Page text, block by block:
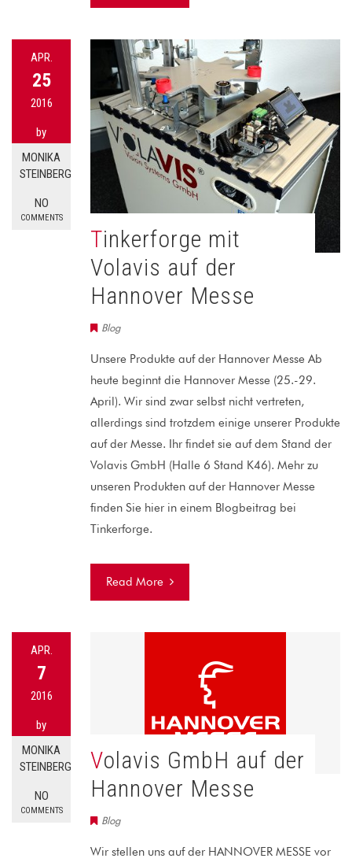
APR.
25
2016
by
MONIKA
STEINBERG
NO
COMMENTS
Tinkerforge mit
Volavis auf der
Hannover Messe
Blog
Unsere Produkte auf der Hannover Messe Ab
heute beginnt die Hannover Messe (25.-29.
April). Wir sind zwar selbst nicht vertreten,
allerdings sind trotzdem einige unserer Produkte
auf der Messe. Ihr findet sie auf dem Stand der
Volavis GmbH (Halle 6 Stand K46). Mehr zu
unseren Produkten auf der Hannover Messe
finden Sie hier in einem Blogbeitrag bei
Tinkerforge.
Read More
APR.
7
2016
by
MONIKA
STEINBERG
NO
COMMENTS
Volavis GmbH auf der
Hannover Messe
Blog
Wir stellen uns auf der HANNOVER MESSE vor